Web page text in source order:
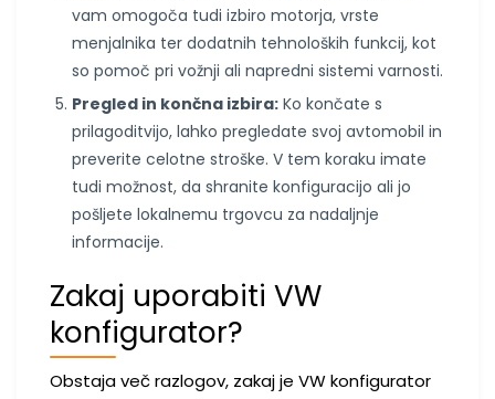
vam omogoča tudi izbiro motorja, vrste
menjalnika ter dodatnih tehnoloških funkcij, kot
so pomoč pri vožnji ali napredni sistemi varnosti.
Pregled in končna izbira: Ko končate s
prilagoditvijo, lahko pregledate svoj avtomobil in
preverite celotne stroške. V tem koraku imate
tudi možnost, da shranite konfiguracijo ali jo
pošljete lokalnemu trgovcu za nadaljnje
informacije.
Zakaj uporabiti VW
konfigurator?
Obstaja več razlogov, zakaj je VW konfigurator